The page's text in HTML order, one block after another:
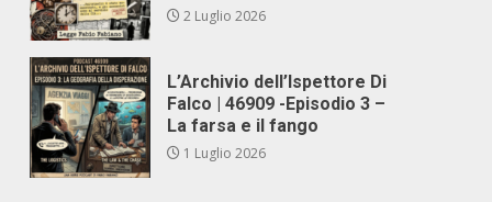
2 Luglio 2026
L’Archivio dell’Ispettore Di
Falco | 46909 -Episodio 3 –
La farsa e il fango
1 Luglio 2026